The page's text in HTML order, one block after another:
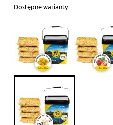
Dostępne warianty